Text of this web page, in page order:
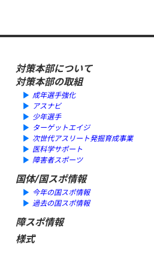
対策本部について
対策本部の取組
成年選手強化
アスナビ
少年選手
ターゲットエイジ
次世代アスリート発掘育成事業
医科学サポート
障害者スポーツ
国体/国スポ情報
今年の国スポ情報
過去の国スポ情報
障スポ情報
様式